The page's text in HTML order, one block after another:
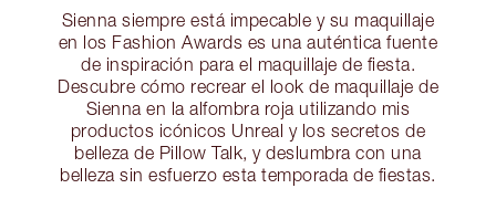
Sienna siempre está impecable y su maquillaje
en los Fashion Awards es una auténtica fuente
de inspiración para el maquillaje de fiesta.
Descubre cómo recrear el look de maquillaje de
Sienna en la alfombra roja utilizando mis
productos icónicos Unreal y los secretos de
belleza de Pillow Talk, y deslumbra con una
belleza sin esfuerzo esta temporada de fiestas.